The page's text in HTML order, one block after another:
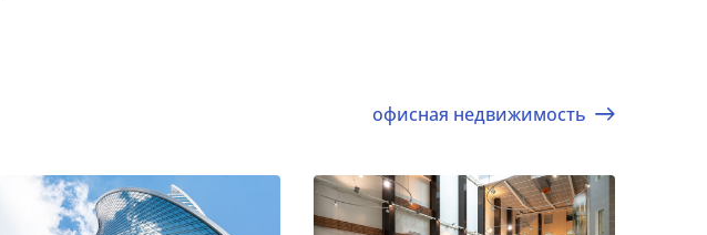
офисная недвижимость